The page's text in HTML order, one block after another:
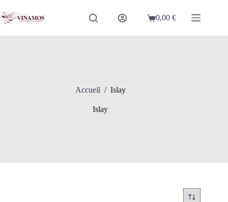
au
contenu
Panier
0,00€
Accueil / Islay
Islay